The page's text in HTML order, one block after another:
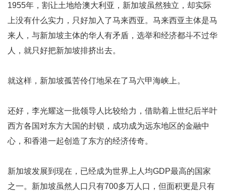
1955年，割让土地给澳大利亚，新加坡虽然独立，却实际
上没有什么实力，只好加入了马来西亚。马来西亚主体是马
来人，与新加坡主体的华人有矛盾，选举和经济都斗不过华
人，就只好把新加坡排挤出去。
就这样，新加坡孤苦伶仃地呆在了马六甲海峡上。
还好，李光耀这一批领导人比较给力，借助着上世纪后半叶
西方各国对东方大国的封锁，成功成为远东地区的金融中
心，和香港一起创造了东方的经济传奇。
新加坡发展到现在，已经成为世界上人均GDP最高的国家
之一。新加坡虽然人口只有700多万人口，但面积更是只有